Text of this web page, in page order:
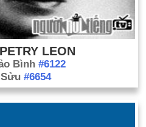
LEON
Bình #6122
#6654